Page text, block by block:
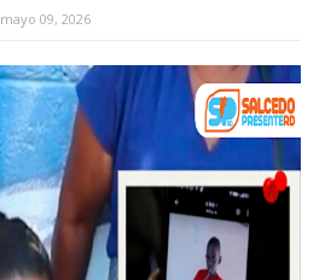
mayo 09, 2026